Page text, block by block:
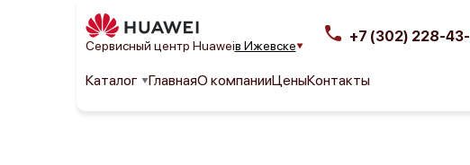
Сервисный центр Huaweiв Ижевске
+7 (302) 228-
Каталог ГлавнаяО компанииЦеныКонтакты